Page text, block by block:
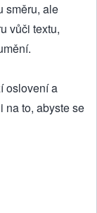
směru, ale
vůči textu,
oslovení a
na to, abyste se